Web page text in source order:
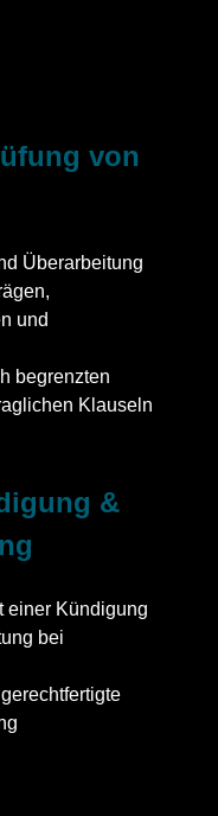
von
Überarbeitung
und
begrenzten
Klauseln
&
einer Kündigung
bei